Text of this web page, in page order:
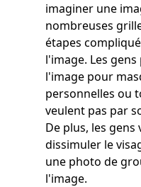
imaginer une
nombreuses
étapes
l'image. Les
l'image pour
personnelles ou
veulent pas par
De plus, les
dissimuler le
une photo de
l'image.